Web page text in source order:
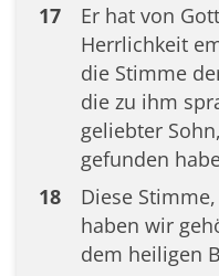
17
Er hat von
Herrlichkeit
die Stimme
die zu ihm
geliebter
gefunden
18
Diese
haben wir
dem heiligen